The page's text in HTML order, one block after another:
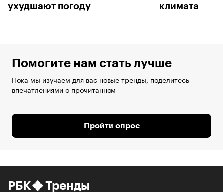
ухудшают погоду
климата
Помогите нам стать лучше
Пока мы изучаем для вас новые тренды, поделитесь
впечатлениями о прочитанном
Пройти опрос
РБК Тренды